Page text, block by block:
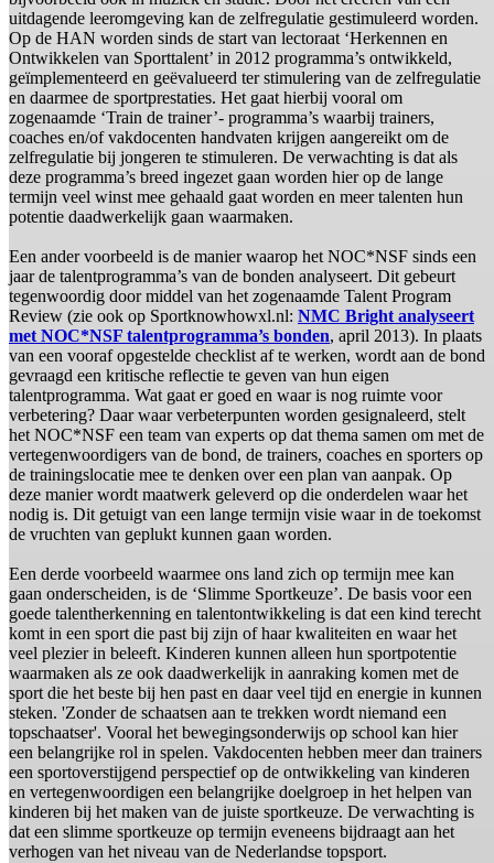
uitdagende leeromgeving kan de zelfregulatie gestimuleerd worden.
Op de HAN worden sinds de start van lectoraat ‘Herkennen en
Ontwikkelen van Sporttalent’ in 2012 programma’s ontwikkeld,
geïmplementeerd en geëvalueerd ter stimulering van de zelfregulatie
en daarmee de sportprestaties. Het gaat hierbij vooral om
zogenaamde ‘Train de trainer’- programma’s waarbij trainers,
coaches en/of vakdocenten handvaten krijgen aangereikt om de
zelfregulatie bij jongeren te stimuleren. De verwachting is dat als
deze programma’s breed ingezet gaan worden hier op de lange
termijn veel winst mee gehaald gaat worden en meer talenten hun
potentie daadwerkelijk gaan waarmaken.
Een ander voorbeeld is de manier waarop het NOC*NSF sinds een
jaar de talentprogramma’s van de bonden analyseert. Dit gebeurt
tegenwoordig door middel van het zogenaamde Talent Program
Review (zie ook op Sportknowhowxl.nl: NMC Bright analyseert
met NOC*NSF talentprogramma’s bonden, april 2013). In plaats
van een vooraf opgestelde checklist af te werken, wordt aan de bond
gevraagd een kritische reflectie te geven van hun eigen
talentprogramma. Wat gaat er goed en waar is nog ruimte voor
verbetering? Daar waar verbeterpunten worden gesignaleerd, stelt
het NOC*NSF een team van experts op dat thema samen om met de
vertegenwoordigers van de bond, de trainers, coaches en sporters op
de trainingslocatie mee te denken over een plan van aanpak. Op
deze manier wordt maatwerk geleverd op die onderdelen waar het
nodig is. Dit getuigt van een lange termijn visie waar in de toekomst
de vruchten van geplukt kunnen gaan worden.
Een derde voorbeeld waarmee ons land zich op termijn mee kan
gaan onderscheiden, is de ‘Slimme Sportkeuze’. De basis voor een
goede talentherkenning en talentontwikkeling is dat een kind terecht
komt in een sport die past bij zijn of haar kwaliteiten en waar het
veel plezier in beleeft. Kinderen kunnen alleen hun sportpotentie
waarmaken als ze ook daadwerkelijk in aanraking komen met de
sport die het beste bij hen past en daar veel tijd en energie in kunnen
steken. 'Zonder de schaatsen aan te trekken wordt niemand een
topschaatser'. Vooral het bewegingsonderwijs op school kan hier
een belangrijke rol in spelen. Vakdocenten hebben meer dan trainers
een sportoverstijgend perspectief op de ontwikkeling van kinderen
en vertegenwoordigen een belangrijke doelgroep in het helpen van
kinderen bij het maken van de juiste sportkeuze. De verwachting is
dat een slimme sportkeuze op termijn eveneens bijdraagt aan het
verhogen van het niveau van de Nederlandse topsport.